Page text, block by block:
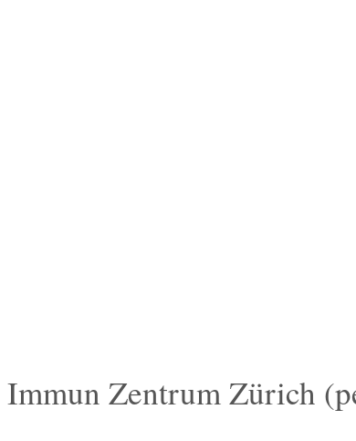
Immun Zentrum Zürich